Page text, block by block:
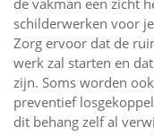
schilderwerken voor
Zorg ervoor dat de
werk zal starten en
zijn. Soms worden
preventief
dit behang zelf al